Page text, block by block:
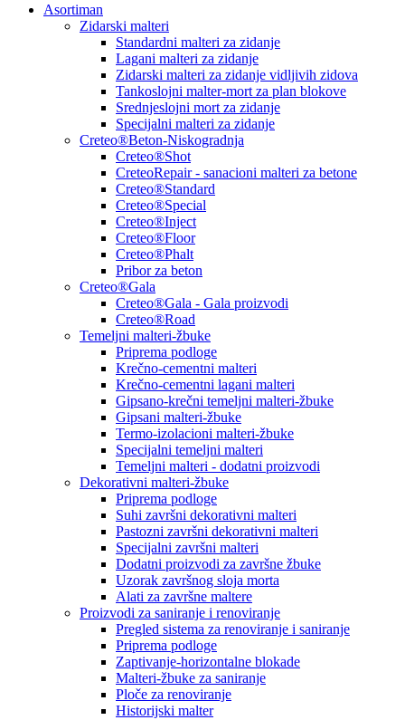
Asortiman
Zidarski malteri
Standardni malteri za zidanje
Lagani malteri za zidanje
Zidarski malteri za zidanje vidljivih zidova
Tankoslojni malter-mort za plan blokove
Srednjeslojni mort za zidanje
Specijalni malteri za zidanje
Creteo®Beton-Niskogradnja
Creteo®Shot
CreteoRepair - sanacioni malteri za betone
Creteo®Standard
Creteo®Special
Creteo®Inject
Creteo®Floor
Creteo®Phalt
Pribor za beton
Creteo®Gala
Creteo®Gala - Gala proizvodi
Creteo®Road
Temeljni malteri-žbuke
Priprema podloge
Krečno-cementni malteri
Krečno-cementni lagani malteri
Gipsano-krečni temeljni malteri-žbuke
Gipsani malteri-žbuke
Termo-izolacioni malteri-žbuke
Specijalni temeljni malteri
Temeljni malteri - dodatni proizvodi
Dekorativni malteri-žbuke
Priprema podloge
Suhi završni dekorativni malteri
Pastozni završni dekorativni malteri
Specijalni završni malteri
Dodatni proizvodi za završne žbuke
Uzorak završnog sloja morta
Alati za završne maltere
Proizvodi za saniranje i renoviranje
Pregled sistema za renoviranje i saniranje
Priprema podloge
Zaptivanje-horizontalne blokade
Malteri-žbuke za saniranje
Ploče za renoviranje
Historijski malter